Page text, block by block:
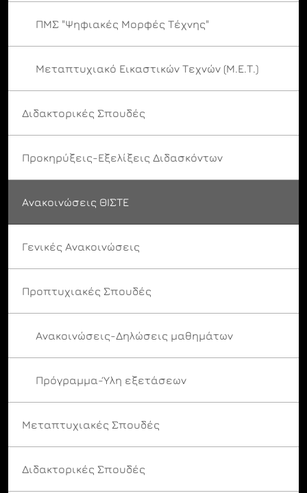
ΠΜΣ "Ψηφιακές Μορφές Τέχνης"
Μεταπτυχιακό Εικαστικών Τεχνών (Μ.Ε.Τ.)
Διδακτορικές Σπουδές
Προκηρύξεις-Εξελίξεις Διδασκόντων
Ανακοινώσεις ΘΙΣΤΕ
Γενικές Ανακοινώσεις
Προπτυχιακές Σπουδές
Ανακοινώσεις-Δηλώσεις μαθημάτων
Πρόγραμμα-Ύλη εξετάσεων
Μεταπτυχιακές Σπουδές
Διδακτορικές Σπουδές